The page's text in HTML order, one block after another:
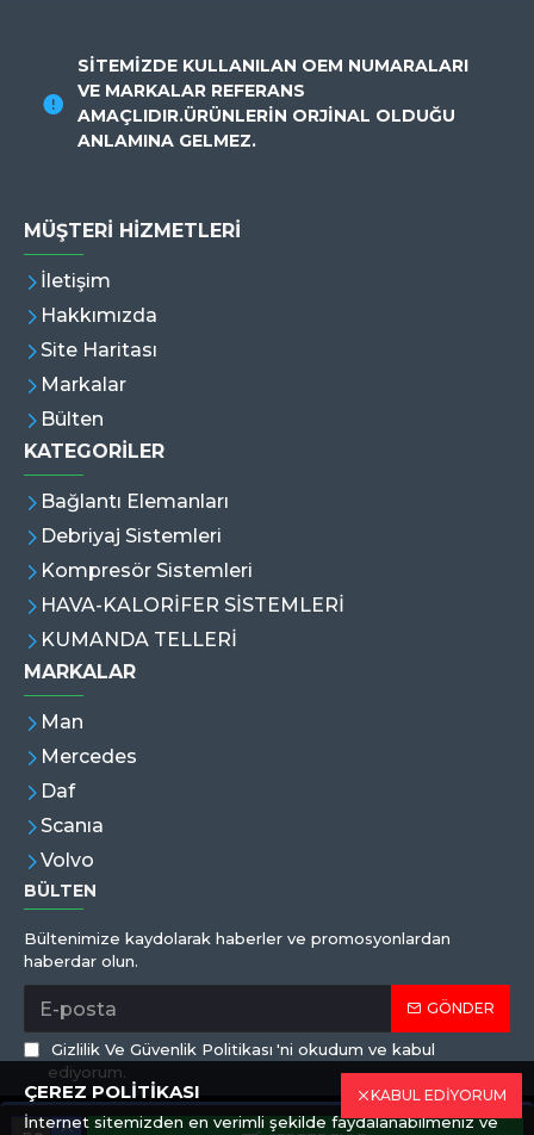
SİTEMİZDE KULLANILAN OEM NUMARALARI
VE MARKALAR REFERANS
AMAÇLIDIR.ÜRÜNLERİN ORJİNAL OLDUĞU
ANLAMINA GELMEZ.
MÜŞTERI HIZMETLERI
İletişim
Hakkımızda
Site Haritası
Markalar
Bülten
KATEGORİLER
Bağlantı Elemanları
Debriyaj Sistemleri
Kompresör Sistemleri
HAVA-KALORİFER SİSTEMLERİ
KUMANDA TELLERİ
MARKALAR
Man
Mercedes
Daf
Scanıa
Volvo
BÜLTEN
Bültenimize kaydolarak haberler ve promosyonlardan
haberdar olun.
GÖNDER
Gizlilik Ve Güvenlik Politikası 'ni okudum ve kabul
ediyorum.
KABUL EDİYORUM
ÇEREZ POLİTİKASI
İnternet sitemizden en verimli şekilde faydalanabilmeniz ve